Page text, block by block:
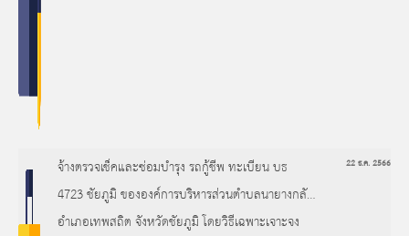
จ้างตรวจเช็คและซ่อมบำรุง รถกู้ชีพ ทะเบียน บธ
4723 ชัยภูมิ ขององค์การบริหารส่วนตำบลนายางกลัก
อำเภอเทพสถิต จังหวัดชัยภูมิ โดยวิธีเฉพาะเจาะจง
22 ธ.ค. 2566